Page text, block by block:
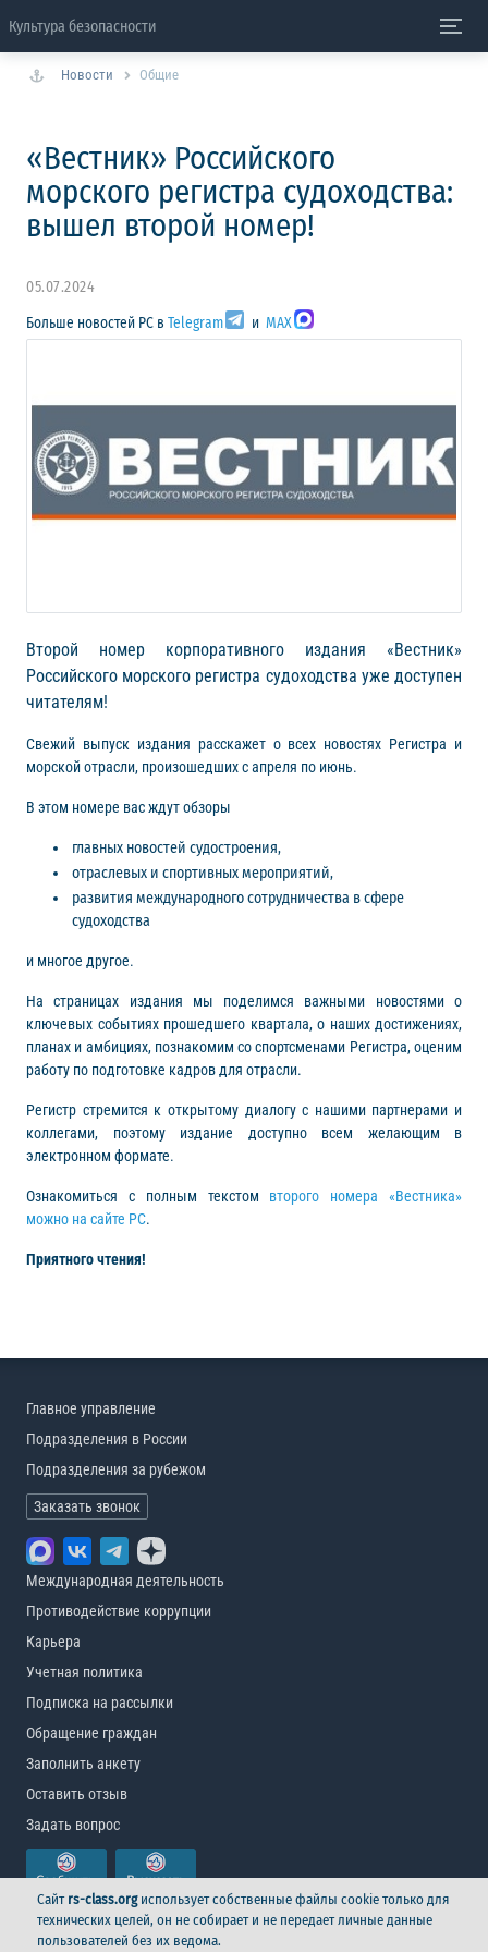
Культура безопасности
Новости Общие
«Вестник» Российского
морского регистра судоходства:
вышел второй номер!
05.07.2024
Больше новостей РС в Telegram и MAX
Второй номер корпоративного издания «Вестник»
Российского морского регистра судоходства уже доступен
читателям!
Свежий выпуск издания расскажет о всех новостях Регистра и
морской отрасли, произошедших с апреля по июнь.
В этом номере вас ждут обзоры
главных новостей судостроения,
отраслевых и спортивных мероприятий,
развития международного сотрудничества в сфере
судоходства
и многое другое.
На страницах издания мы поделимся важными новостями о
ключевых событиях прошедшего квартала, о наших достижениях,
планах и амбициях, познакомим со спортсменами Регистра, оценим
работу по подготовке кадров для отрасли.
Регистр стремится к открытому диалогу с нашими партнерами и
коллегами, поэтому издание доступно всем желающим в
электронном формате.
Ознакомиться с полным текстом второго номера «Вестника»
можно на сайте РС.
Приятного чтения!
Главное управление
Подразделения в России
Подразделения за рубежом
Заказать звонок
Международная деятельность
Противодействие коррупции
Карьера
Учетная политика
Подписка на рассылки
Обращение граждан
Заполнить анкету
Оставить отзыв
Задать вопрос
Сайт rs-class.orgиспользует собственные файлы cookie только для
технических целей, он не собирает и не передает личные данные
пользователей без их ведома.